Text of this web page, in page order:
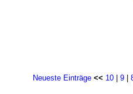
Neueste Einträge << 10 9